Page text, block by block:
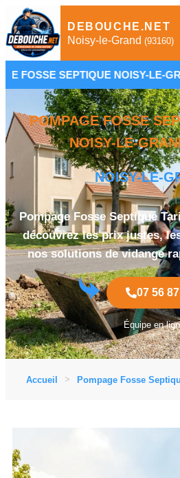
DEBOUCHE.NET
Noisy-le-Grand (93160)
NOISY-LE-GRAND •
POMPAGE FOSSE
NOISY-LE-
NOISY-LE-
Pompage Fosse Septique
découvrez les prix justes,
nos solutions de vidange
07 56
Équipe en
Accueil Pompage Fosse